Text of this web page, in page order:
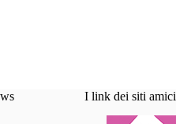
I link dei siti amici